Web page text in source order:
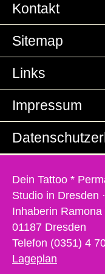
Kontakt
Sitemap
Links
Impressum
Dein Tattoo *
Studio in Dresden
Inhaberin Ramona
01187 Dresden
Telefon (0351) 4
Lageplan